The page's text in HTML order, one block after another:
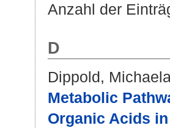
Anzahl der
D
Dippold,
Metabolic
Organic Acids